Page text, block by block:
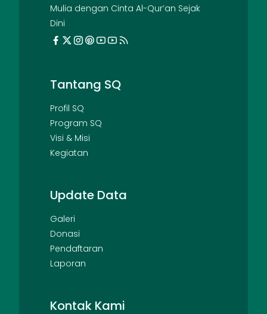
Mulia dengan Cinta Al-Qur’an Sejak
Dini
Tantang SQ
Profil SQ
Program SQ
Visi & Misi
Kegiatan
Update Data
Galeri
Donasi
Pendaftaran
Laporan
Kontak Kami